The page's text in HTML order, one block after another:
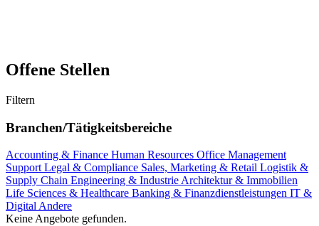
Offene Stellen
Filtern
Branchen/Tätigkeitsbereiche
Accounting & Finance Human Resources Office Management
SupportLegal & Compliance Sales, Marketing & Retail Logistik &
Supply Chain Engineering & IndustrieArchitektur & Immobilien
Life Sciences & Healthcare Banking & Finanzdienstleistungen IT &
DigitalAndere
Keine Angebote gefunden.